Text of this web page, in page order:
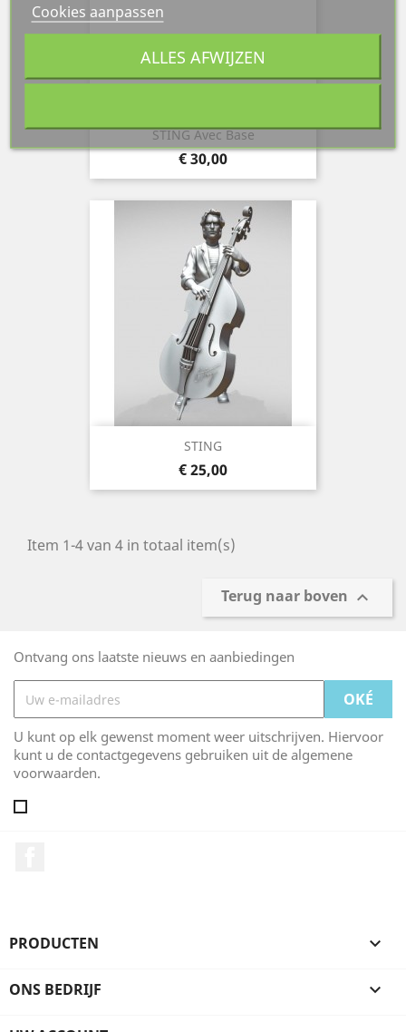
STING Avec Base
Prijs
€ 30,00
STING
Prijs
€ 25,00
Item 1-4 van 4 in totaal item(s)
Terug naar boven 
Ontvang ons laatste nieuws en aanbiedingen
U kunt op elk gewenst moment weer uitschrijven. Hiervoor
kunt u de contactgegevens gebruiken uit de algemene
voorwaarden.
PRODUCTEN 
ONS BEDRIJF 
Cookies aanpassen
ALLES AFWIJZEN